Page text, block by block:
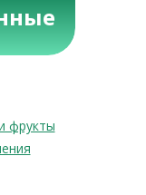
фрукты